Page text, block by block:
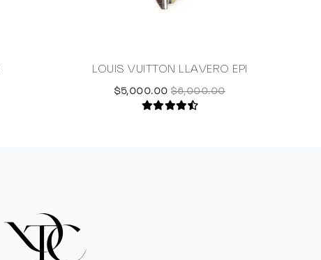
LOUIS VUITTON LLAVERO EPI
$5,000.00 $6,000.00